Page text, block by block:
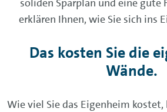
erklären Ihnen, wie Sie sich ins
Das kosten Sie die
Wände.
Wie viel Sie das Eigenheim